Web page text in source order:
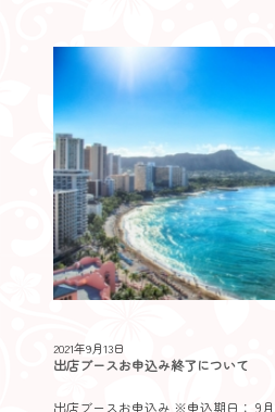
2021年9月13日
出店ブースお申込み終了について
出店ブースお申込み ※申込期日：